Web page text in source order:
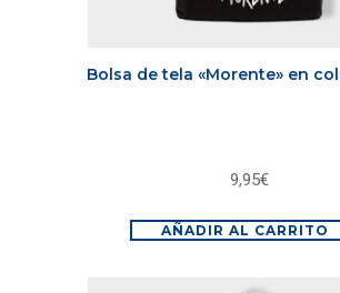
Bolsa de tela «Morente» en
9,95€
AÑADIR AL CARRITO